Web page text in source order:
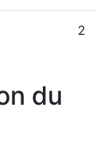
2
du